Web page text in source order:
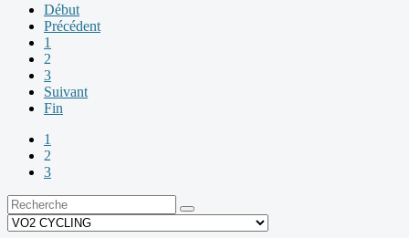
Début
Précédent
1
2
3
Suivant
Fin
1
2
3